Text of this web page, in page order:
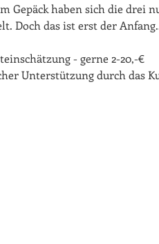
Gepäck haben sich die drei
Doch das ist erst der
- gerne 2-20,-€
Unterstützung durch das